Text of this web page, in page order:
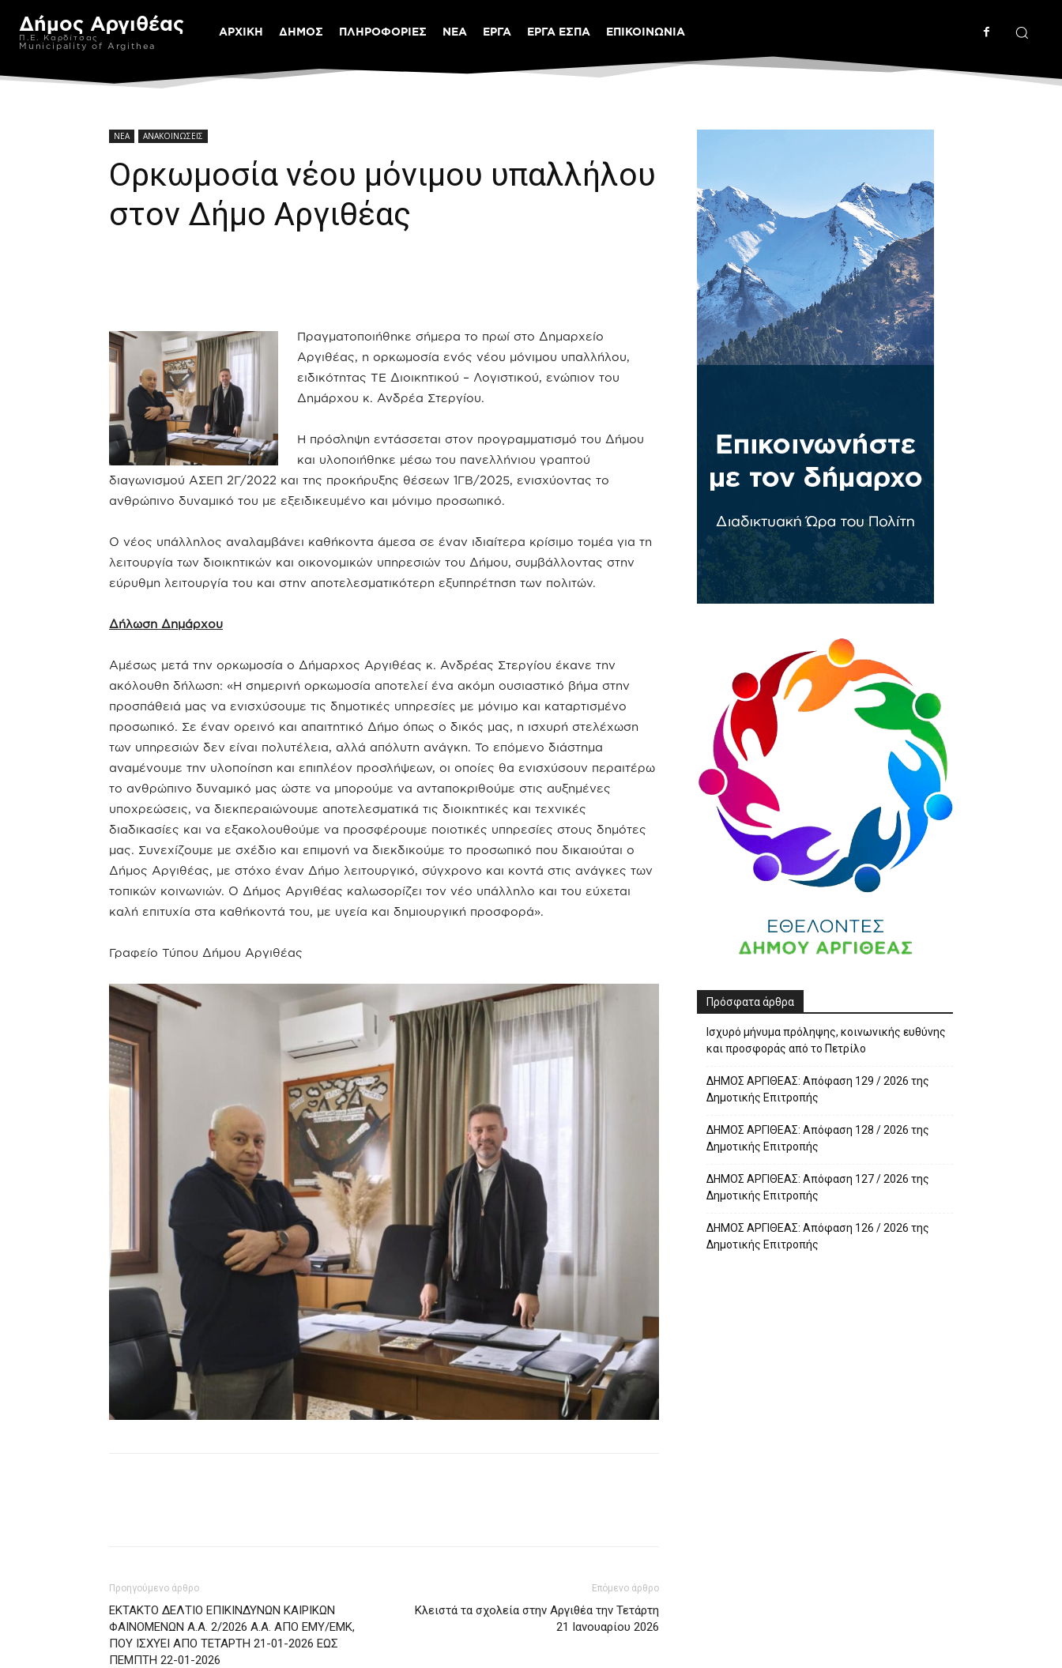
Δήμος Αργιθέας
Π.Ε. Καρδίτσας
Municipality of Argithea
ΑΡΧΙΚΗ ΔΗΜΟΣ ΠΛΗΡΟΦΟΡΙΕΣ ΝΕΑ ΕΡΓΑ ΕΡΓΑ ΕΣΠΑ ΕΠΙΚΟΙΝΩΝΙΑ
ΝΕΑ ΑΝΑΚΟΙΝΩΣΕΙΣ
Ορκωμοσία νέου μόνιμου υπαλλήλου
στον Δήμο Αργιθέας
Πραγματοποιήθηκε σήμερα το πρωί στο Δημαρχείο
Αργιθέας, η ορκωμοσία ενός νέου μόνιμου υπαλλήλου,
ειδικότητας ΤΕ Διοικητικού – Λογιστικού, ενώπιον του
Δημάρχου κ. Ανδρέα Στεργίου.
Η πρόσληψη εντάσσεται στον προγραμματισμό του Δήμου
και υλοποιήθηκε μέσω του πανελλήνιου γραπτού
διαγωνισμού ΑΣΕΠ 2Γ/2022 και της προκήρυξης θέσεων 1ΓΒ/2025, ενισχύοντας το
ανθρώπινο δυναμικό του με εξειδικευμένο και μόνιμο προσωπικό.
Ο νέος υπάλληλος αναλαμβάνει καθήκοντα άμεσα σε έναν ιδιαίτερα κρίσιμο τομέα για τη
λειτουργία των διοικητικών και οικονομικών υπηρεσιών του Δήμου, συμβάλλοντας στην
εύρυθμη λειτουργία του και στην αποτελεσματικότερη εξυπηρέτηση των πολιτών.
Δήλωση Δημάρχου
Αμέσως μετά την ορκωμοσία ο Δήμαρχος Αργιθέας κ. Ανδρέας Στεργίου έκανε την
ακόλουθη δήλωση: «Η σημερινή ορκωμοσία αποτελεί ένα ακόμη ουσιαστικό βήμα στην
προσπάθειά μας να ενισχύσουμε τις δημοτικές υπηρεσίες με μόνιμο και καταρτισμένο
προσωπικό. Σε έναν ορεινό και απαιτητικό Δήμο όπως ο δικός μας, η ισχυρή στελέχωση
των υπηρεσιών δεν είναι πολυτέλεια, αλλά απόλυτη ανάγκη. Το επόμενο διάστημα
αναμένουμε την υλοποίηση και επιπλέον προσλήψεων, οι οποίες θα ενισχύσουν περαιτέρω
το ανθρώπινο δυναμικό μας ώστε να μπορούμε να ανταποκριθούμε στις αυξημένες
υποχρεώσεις, να διεκπεραιώνουμε αποτελεσματικά τις διοικητικές και τεχνικές
διαδικασίες και να εξακολουθούμε να προσφέρουμε ποιοτικές υπηρεσίες στους δημότες
μας. Συνεχίζουμε με σχέδιο και επιμονή να διεκδικούμε το προσωπικό που δικαιούται ο
Δήμος Αργιθέας, με στόχο έναν Δήμο λειτουργικό, σύγχρονο και κοντά στις ανάγκες των
τοπικών κοινωνιών. Ο Δήμος Αργιθέας καλωσορίζει τον νέο υπάλληλο και του εύχεται
καλή επιτυχία στα καθήκοντά του, με υγεία και δημιουργική προσφορά».
Γραφείο Τύπου Δήμου Αργιθέας
Προηγούμενο άρθρο
ΕΚΤΑΚΤΟ ΔΕΛΤΙΟ ΕΠΙΚΙΝΔΥΝΩΝ ΚΑΙΡΙΚΩΝ
ΦΑΙΝΟΜΕΝΩΝ Α.Α. 2/2026 Α.Α. ΑΠΟ ΕΜΥ/ΕΜΚ,
ΠΟΥ ΙΣΧΥΕΙ ΑΠΟ ΤΕΤΑΡΤΗ 21-01-2026 ΕΩΣ
ΠΕΜΠΤΗ 22-01-2026
Επόμενο άρθρο
Κλειστά τα σχολεία στην Αργιθέα την Τετάρτη
21 Ιανουαρίου 2026
Πρόσφατα άρθρα
Ισχυρό μήνυμα πρόληψης, κοινωνικής ευθύνης
και προσφοράς από το Πετρίλο
ΔΗΜΟΣ ΑΡΓΙΘΕΑΣ: Απόφαση 129 / 2026 της
Δημοτικής Επιτροπής
ΔΗΜΟΣ ΑΡΓΙΘΕΑΣ: Απόφαση 128 / 2026 της
Δημοτικής Επιτροπής
ΔΗΜΟΣ ΑΡΓΙΘΕΑΣ: Απόφαση 127 / 2026 της
Δημοτικής Επιτροπής
ΔΗΜΟΣ ΑΡΓΙΘΕΑΣ: Απόφαση 126 / 2026 της
Δημοτικής Επιτροπής